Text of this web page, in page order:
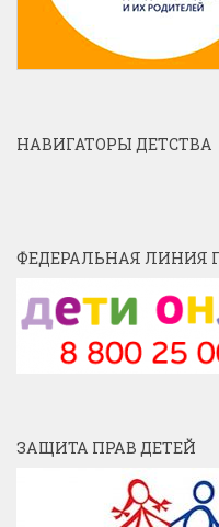
НАВИГАТОРЫ ДЕТСТВА
ФЕДЕРАЛЬНАЯ ЛИНИЯ
ЗАЩИТА ПРАВ ДЕТЕЙ